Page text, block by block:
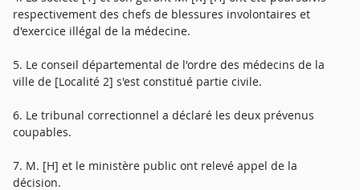
respectivement des chefs de blessures involontaires et
d'exercice illégal de la médecine.
5. Le conseil départemental de l'ordre des médecins de la
ville de [Localité 2] s'est constitué partie civile.
6. Le tribunal correctionnel a déclaré les deux prévenus
coupables.
7. M. [H] et le ministère public ont relevé appel de la
décision.